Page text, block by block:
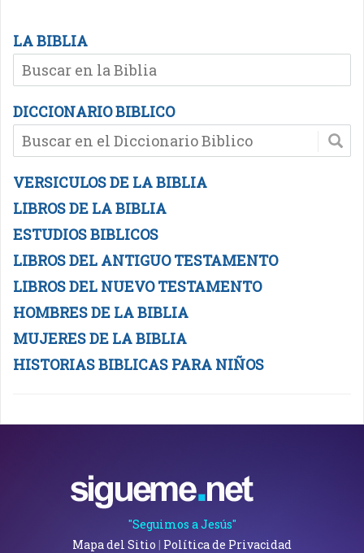
LA BIBLIA
DICCIONARIO BIBLICO
VERSICULOS DE LA BIBLIA
LIBROS DE LA BIBLIA
ESTUDIOS BIBLICOS
LIBROS DEL ANTIGUO TESTAMENTO
LIBROS DEL NUEVO TESTAMENTO
HOMBRES DE LA BIBLIA
MUJERES DE LA BIBLIA
HISTORIAS BIBLICAS PARA NIÑOS
"Seguimos a Jesús"
Mapa del Sitio | Política de Privacidad